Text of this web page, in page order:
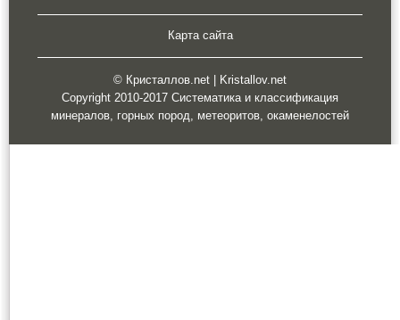
Карта сайта
© Кристаллов.net | Kristallov.net
Copyright 2010-2017 Систематика и классификация
минералов, горных пород, метеоритов, окаменелостей